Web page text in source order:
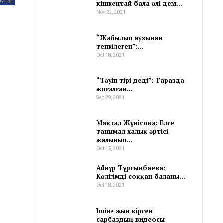
кішкентай бала әлі дем…
Nov 22, 2021
“Жабылып аузынан
тепкілеген”:…
Oct 18, 2021
“Тәуіп тірі деді”: Таразда
жоғалған…
Sep 29, 2021
Мақпал Жүнісова: Елге
танымал халық әртісі
жалынып…
Oct 15, 2021
Айнұр Тұрсынбаева:
Көлігімді соққан баланы…
Oct 18, 2021
Ішіне жын кірген
сарбаздың видеосы